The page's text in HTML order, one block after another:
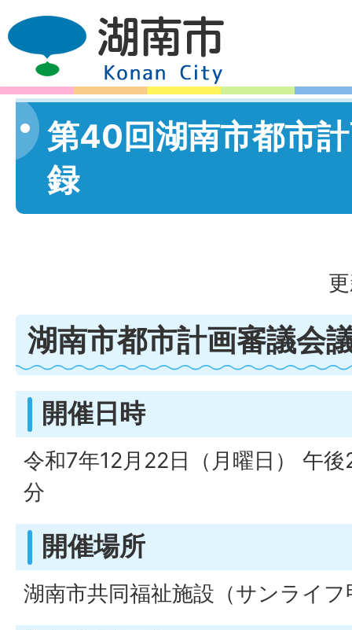
第40回湖南市都市
録
湖南市都市計画審議会
開催日時
令和7年12月22日（月曜日） 午
分
開催場所
湖南市共同福祉施設（サンライフ